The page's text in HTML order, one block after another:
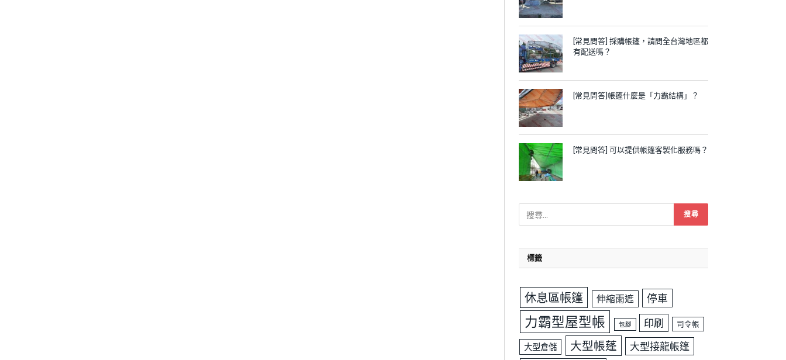
[常見問答] 採購帳篷，請問全台灣地區都
有配送嗎？
[常見問答]帳篷什麼是「力霸結構」？
[常見問答] 可以提供帳篷客製化服務嗎？
標籤
休息區帳篷 伸縮雨遮 停車
力霸型屋型帳 包腳 印刷 司令帳
大型倉儲 大型帳蓬 大型接龍帳篷